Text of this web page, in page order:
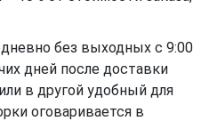
без выходных с 9:00
дней после доставки
в другой удобный для
оговаривается в